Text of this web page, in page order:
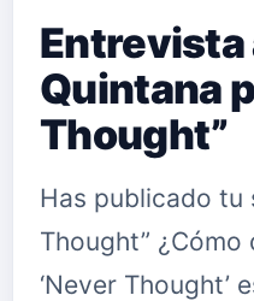
Entrevista
Quintana
Thought”
Has publicado tu
Thought”
‘Never Thought’